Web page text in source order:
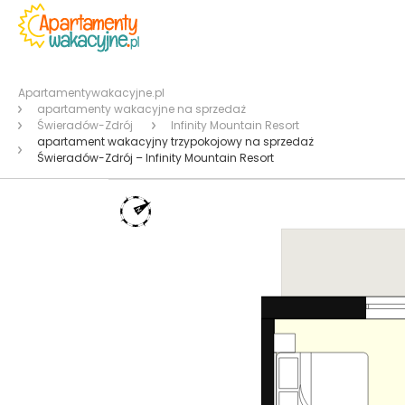
Apartamentywakacyjne.pl
apartamenty wakacyjne na sprzedaż
Świeradów-Zdrój
Infinity Mountain Resort
apartament wakacyjny trzypokojowy na sprzedaż
Świeradów-Zdrój – Infinity Mountain Resort